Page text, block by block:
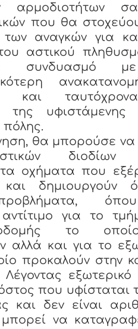
αρμοδιοτήτων
που θα
αναγκών για
του αστικού
συνδυασμό
και
της υφιστάμενης
θα μπορούσε να
διοδίων
οχήματα που
και δημιουργούν
για το
το
αλλά και για το
προκαλούν στην
Λέγοντας εξωτερικό
που υφίσταται
και δεν είναι
να